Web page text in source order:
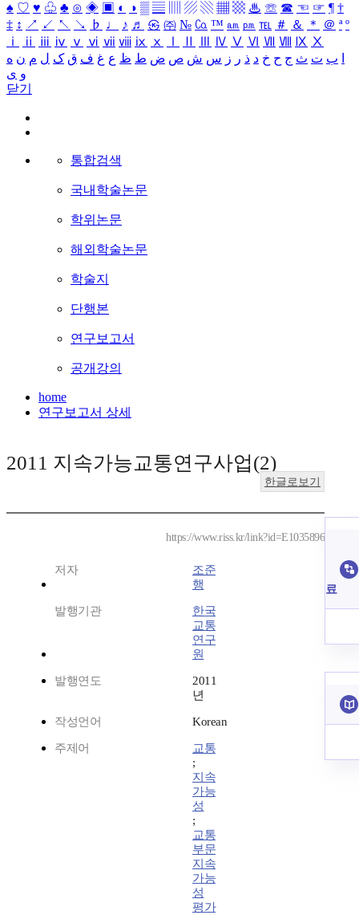
♠ ♡ ♥ ♧ ♣ ⊙ ◈ ▣ ◐ ◑ ▒ ▤ ▨ ▧ ▦ ▩ ♨ ☏ ☎ ☜ ☞ ¶ †
‡ ↕ ↗ ↙ ↖ ↘ ♭ ♩ ♪ ♬ ㉿ ㈜ № ㏇ ™ ㏂ ㏘ ℡ ＃ ＆ ＊ ＠ ª º
ⅰ
ⅱ ⅲ ⅳ ⅴ ⅵ ⅶ ⅷ ⅸ ⅹ Ⅳ Ⅴ Ⅵ Ⅶ Ⅷ Ⅸ Ⅹ
ب ت ث ج ح خ د ذ ر ز س ش ص ض ط ظ ع غ ف ق ک ل م ن ه
و ی
닫기
통합검색
국내학술논문
학위논문
해외학술논문
학술지
단행본
연구보고서
공개강의
home
연구보고서 상세
2011 지속가능교통연구사업(2)
한글로보기
https://www.riss.kr/link?id=E1035896
저자
조준
행
발행기관
한국
교통
연구
원
발행연도
2011
년
작성언어 Korean
주제어
교통
;
지속
가능
성
;
교통
부문
지속
가능
성
평가
료